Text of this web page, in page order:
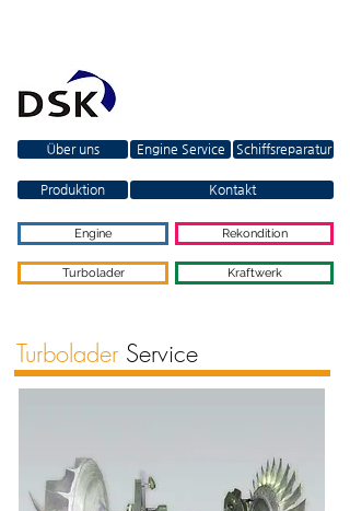
Über uns Engine Service Schiffsreparatur
Produktion Kontakt
Engine Rekondition
Turbolader Kraftwerk
Turbolader Service